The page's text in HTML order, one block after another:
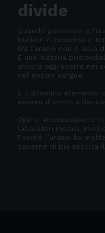
divide
Quando pensiamo
bunker in cemento e
Ma l’uranio non è solo
È una materia
ancora oggi scorre nei
nel nostro sangue.
È il 92esimo elemento
essere il primo a
Oggi vi accompagnerò
laboratori medici,
Perché l’uranio ha
saperne di più ascolta